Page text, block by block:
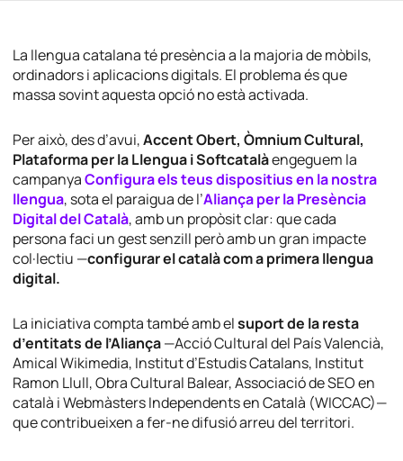
La llengua catalana té presència a la majoria de mòbils,
ordinadors i aplicacions digitals. El problema és que
massa sovint aquesta opció no està activada.
Per això, des d’avui,Accent Obert, Òmnium Cultural,
Plataforma per la Llengua i Softcatalàengeguem la
campanyaConfigura els teus dispositius en la nostra
llengua, sota el paraigua de l’Aliança per la Presència
Digital del Català, amb un propòsit clar: que cada
persona faci un gest senzill però amb un gran impacte
col·lectiu —configurar el català com a primera llengua
digital.
La iniciativa compta també amb elsuport de la resta
d’entitats de l’Aliança—Acció Cultural del País Valencià,
Amical Wikimedia, Institut d’Estudis Catalans, Institut
Ramon Llull, Obra Cultural Balear, Associació de SEO en
català i Webmàsters Independents en Català (WICCAC)—
que contribueixen a fer-ne difusió arreu del territori.